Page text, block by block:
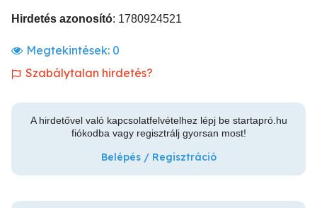
Hirdetés azonosító: 1780924521
Megtekintések: 0
Szabálytalan hirdetés?
A hirdetővel való kapcsolatfelvételhez lépj be startapró.hu
fiókodba vagy regisztrálj gyorsan most!
Belépés / Regisztráció